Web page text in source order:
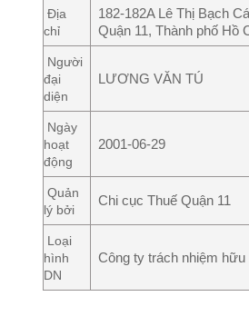
Địa
chỉ
182-182A Lê Thị Bạch
Quận 11, Thành phố Hồ
Người
đại
diện
LƯƠNG VĂN TÚ
Ngày
hoạt
động
2001-06-29
Quản
lý bởi
Chi cục Thuế Quận 11
Loại
hình
DN
Công ty trách nhiệm hữu